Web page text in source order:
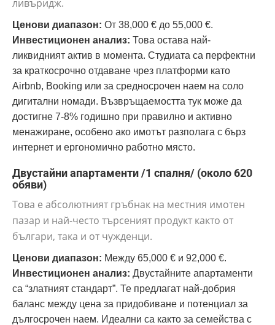
ливъридж.
Ценови диапазон: От 38,000 € до 55,000 €.
Инвестиционен анализ: Това остава най-
ликвидният актив в момента. Студиата са перфектни
за краткосрочно отдаване чрез платформи като
Airbnb, Booking или за средносрочен наем на соло
дигитални номади. Възвръщаемостта тук може да
достигне 7-8% годишно при правилно и активно
менажиране, особено ако имотът разполага с бърз
интернет и ергономично работно място.
Двустайни апартаменти /1 спалня/ (около 620
обяви)
Това е абсолютният гръбнак на местния имотен
пазар и най-често търсеният продукт както от
българи, така и от чужденци.
Ценови диапазон: Между 65,000 € и 92,000 €.
Инвестиционен анализ: Двустайните апартаменти
са “златният стандарт”. Те предлагат най-добрия
баланс между цена за придобиване и потенциал за
дългосрочен наем. Идеални са както за семейства с